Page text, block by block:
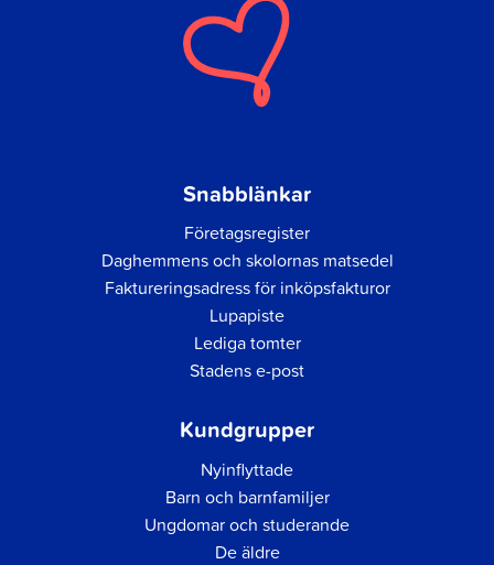
Snabblänkar
Företagsregister
Daghemmens och skolornas matsedel
Faktureringsadress för inköpsfakturor
Lupapiste
Lediga tomter
Stadens e-post
Kundgrupper
Nyinflyttade
Barn och barnfamiljer
Ungdomar och studerande
De äldre